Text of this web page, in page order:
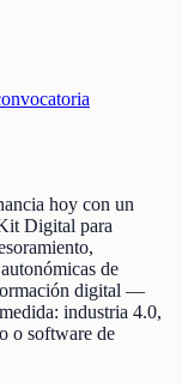
hoy con un
Digital para
de
digital —
industria 4.0,
o software de